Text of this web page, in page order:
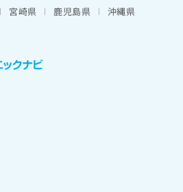
宮崎県 鹿児島県 沖縄県